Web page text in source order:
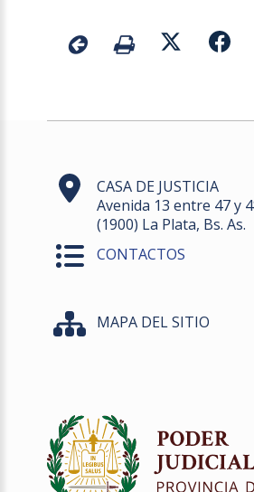
CASA DE JUSTICIA
Avenida 13 entre 47 y
(1900) La Plata, Bs. As.
CONTACTOS
MAPA DEL SITIO